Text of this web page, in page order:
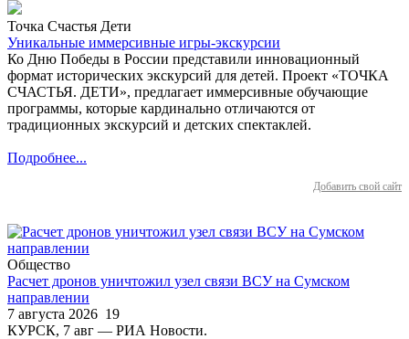
Точка Счастья Дети
Уникальные иммерсивные игры-экскурсии
Ко Дню Победы в России представили инновационный
формат исторических экскурсий для детей. Проект «ТОЧКА
СЧАСТЬЯ. ДЕТИ», предлагает иммерсивные обучающие
программы, которые кардинально отличаются от
традиционных экскурсий и детских спектаклей.
Подробнее...
Добавить свой сайт
Общество
Расчет дронов уничтожил узел связи ВСУ на Сумском
направлении
7 августа 2026 19
КУРСК, 7 авг — РИА Новости.